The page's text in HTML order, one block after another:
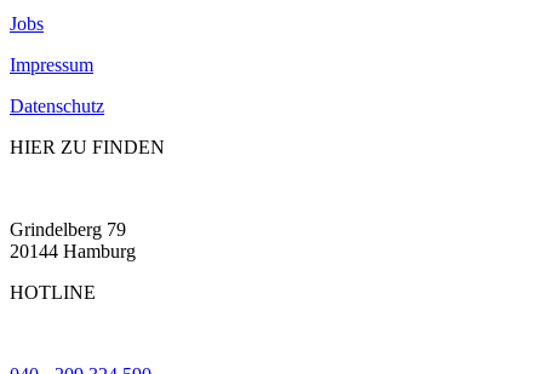
Jobs
Impressum
Datenschutz
HIER ZU FINDEN
Grindelberg 79
20144 Hamburg
HOTLINE